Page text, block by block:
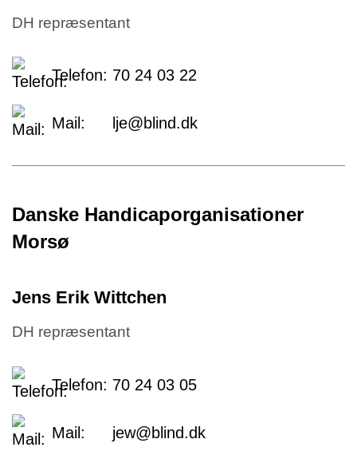
DH repræsentant
Telefon: 70 24 03 22
Mail: lje@blind.dk
Danske Handicaporganisationer
Morsø
Jens Erik Wittchen
DH repræsentant
Telefon: 70 24 03 05
Mail: jew@blind.dk